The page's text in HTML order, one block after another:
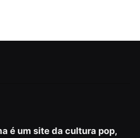
é um site da cultura pop,